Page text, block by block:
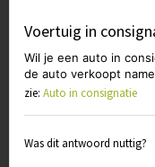
Voertuig in
Wil je een auto in
de auto verkoopt
zie: Auto in consignatie
Was dit antwoord nuttig?